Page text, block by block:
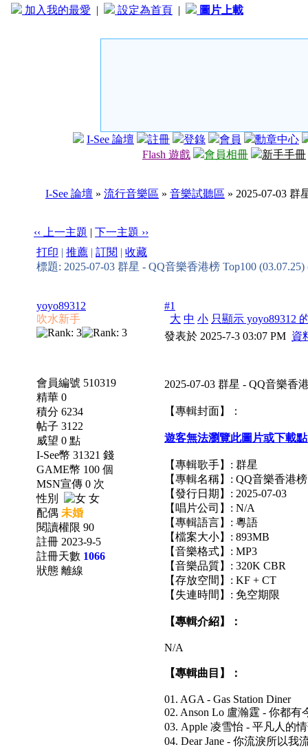
加入我的最愛 | 設定為首頁 | 圖片上載
I-See 論壇 註冊 登錄 會員
勳章中心
Flash 遊戲
會員相冊 新手手冊
I-See 論壇 » 流行音樂區 » 音樂試聽區 » 2025-07-03 群
‹‹ 上一主題 | 下一主題 ››
打印 | 推薦 | 訂閱 | 收藏
標題: 2025-07-03 群星 - QQ音樂香港榜 Top100
yoyo89312
吹水新手
會員編號 510319
精華 0
積分 6234
帖子 3122
威望 0 點
I-See幣 31321 錢
GAME幣 100 個
MSN宣傳 0 次
性別
女
配偶 未婚
閱讀權限 90
註冊 2023-9-5
註冊天數 1066
狀態 離線
#1
大 中 小 只顯示 yoyo89312
發表於 2025-7-3 03:07 PM 資
2025-07-03 群星 - QQ音樂香
【專輯封面】：
遊客無法瀏覽此圖片或下載
【專輯歌手】: 群星
【專輯名稱】: QQ音樂香港
【發行日期】: 2025-07-03
【唱片公司】: N/A
【專輯語言】: 粵語
【檔案大小】: 893MB
【音樂格式】: MP3
【音樂品質】: 320K CBR
【存放空間】: KF + CT
【失連時間】: 免空期限
【專輯介紹】：
N/A
【專輯曲目】：
01. AGA - Gas Station Diner
02. Anson Lo 盧瀚霆 - 你都有
03. Apple 凌雪怡 - 平凡人的
04. Dear Jane - 你流淚所以我